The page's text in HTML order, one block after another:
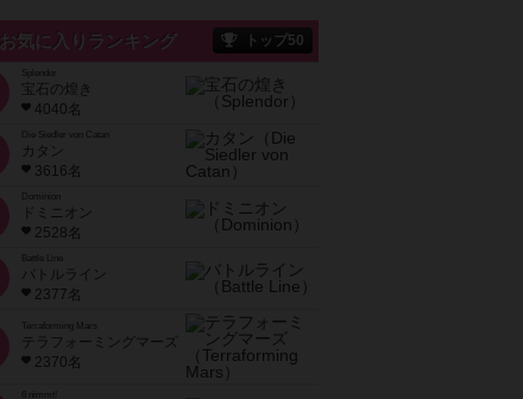
お気に入りランキング トップ50
宝石の煌き
4040名
Die Siedler von Catan
カタン
3616名
ドミニオン
2528名
Battle Line
バトルライン
2377名
Terraforming Mars
テラフォーミングマーズ
2370名